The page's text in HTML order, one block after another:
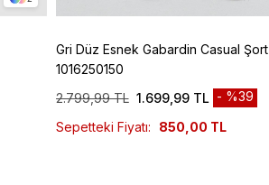
Gri Düz Esnek Gabardin Casual Şort
1016250150
2.799,99 TL 1.699,99 TL
%39
Sepetteki Fiyatı:
850,00 TL